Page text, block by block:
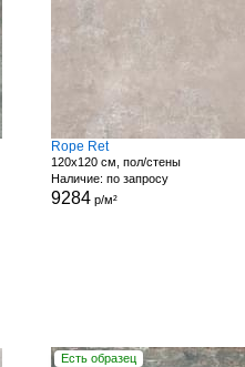
Rope Ret
120x120 см, пол/стены
Наличие: по запросу
9284р/м²
Есть образец